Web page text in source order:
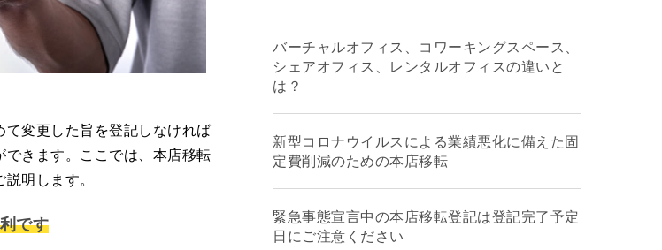
変更した旨を登記しなければ
きます。ここでは、本店移転
明します。
です
バーチャルオフィス、コワーキングスペース、
シェアオフィス、レンタルオフィスの違いと
は？
新型コロナウイルスによる業績悪化に備えた固
定費削減のための本店移転
緊急事態宣言中の本店移転登記は登記完了予定
日にご注意ください